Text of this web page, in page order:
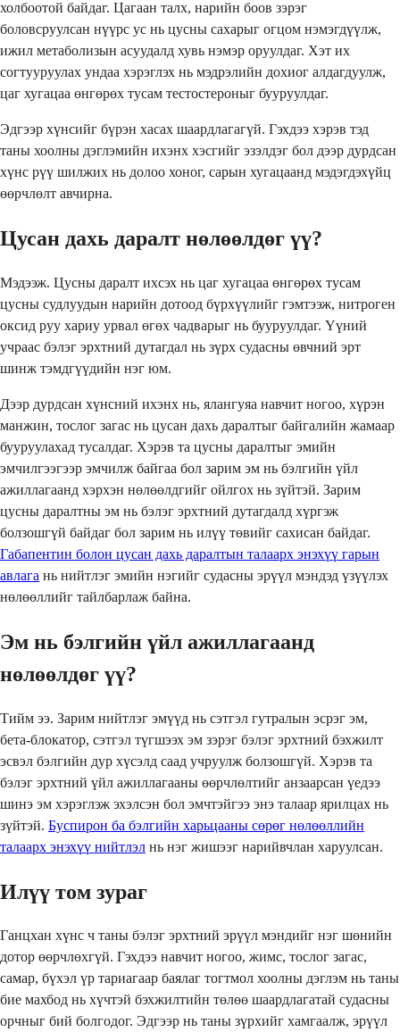
холбоотой байдаг. Цагаан талх, нарийн боов зэрэг
боловсруулсан нүүрс ус нь цусны сахарыг огцом нэмэгдүүлж,
ижил метаболизын асуудалд хувь нэмэр оруулдаг. Хэт их
согтууруулах ундаа хэрэглэх нь мэдрэлийн дохиог алдагдуулж,
цаг хугацаа өнгөрөх тусам тестостероныг бууруулдаг.
Эдгээр хүнсийг бүрэн хасах шаардлагагүй. Гэхдээ хэрэв тэд
таны хоолны дэглэмийн ихэнх хэсгийг эзэлдэг бол дээр дурдсан
хүнс рүү шилжих нь долоо хоног, сарын хугацаанд мэдэгдэхүйц
өөрчлөлт авчирна.
Цусан дахь даралт нөлөөлдөг үү?
Мэдээж. Цусны даралт ихсэх нь цаг хугацаа өнгөрөх тусам
цусны судлуудын нарийн дотоод бүрхүүлийг гэмтээж, нитроген
оксид руу хариу урвал өгөх чадварыг нь бууруулдаг. Үүний
учраас бэлэг эрхтний дутагдал нь зүрх судасны өвчний эрт
шинж тэмдгүүдийн нэг юм.
Дээр дурдсан хүнсний ихэнх нь, ялангуяа навчит ногоо, хүрэн
манжин, тослог загас нь цусан дахь даралтыг байгалийн жамаар
бууруулахад тусалдаг. Хэрэв та цусны даралтыг эмийн
эмчилгээгээр эмчилж байгаа бол зарим эм нь бэлгийн үйл
ажиллагаанд хэрхэн нөлөөлдгийг ойлгох нь зүйтэй. Зарим
цусны даралтны эм нь бэлэг эрхтний дутагдалд хүргэж
болзошгүй байдаг бол зарим нь илүү төвийг сахисан байдаг.
Габапентин болон цусан дахь даралтын талаарх энэхүү гарын
авлага нь нийтлэг эмийн нэгийг судасны эрүүл мэндэд үзүүлэх
нөлөөллийг тайлбарлаж байна.
Эм нь бэлгийн үйл ажиллагаанд
нөлөөлдөг үү?
Тийм ээ. Зарим нийтлэг эмүүд нь сэтгэл гутралын эсрэг эм,
бета-блокатор, сэтгэл түгшээх эм зэрэг бэлэг эрхтний бэхжилт
эсвэл бэлгийн дур хүсэлд саад учруулж болзошгүй. Хэрэв та
бэлэг эрхтний үйл ажиллагааны өөрчлөлтийг анзаарсан үедээ
шинэ эм хэрэглэж эхэлсэн бол эмчтэйгээ энэ талаар ярилцах нь
зүйтэй. Буспирон ба бэлгийн харьцааны сөрөг нөлөөллийн
талаарх энэхүү нийтлэл нь нэг жишээг нарийвчлан харуулсан.
Илүү том зураг
Ганцхан хүнс ч таны бэлэг эрхтний эрүүл мэндийг нэг шөнийн
дотор өөрчлөхгүй. Гэхдээ навчит ногоо, жимс, тослог загас,
самар, бүхэл үр тариагаар баялаг тогтмол хоолны дэглэм нь таны
бие махбод нь хүчтэй бэхжилтийн төлөө шаардлагатай судасны
орчныг бий болгодог. Эдгээр нь таны зүрхийг хамгаалж, эрүүл